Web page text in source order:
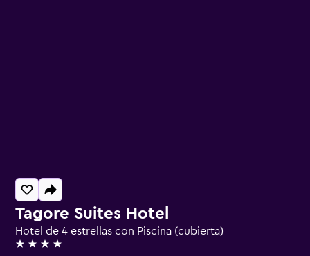
Tagore Suites Hotel
Hotel de 4 estrellas con Piscina (cubierta)
4 estrellas